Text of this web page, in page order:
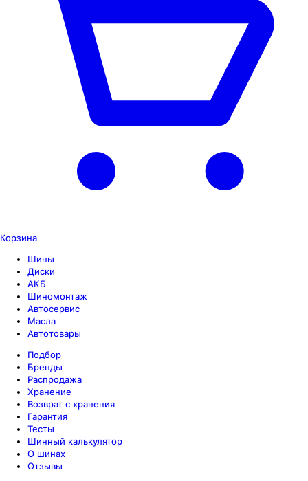
Корзина
Шины
Диски
АКБ
Шиномонтаж
Автосервис
Масла
Автотовары
Подбор
Бренды
Распродажа
Хранение
Возврат с хранения
Гарантия
Тесты
Шинный калькулятор
О шинах
Отзывы